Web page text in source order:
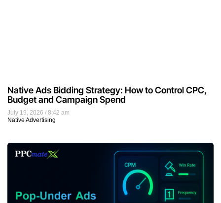
July 19, 2026
8:42 am
Native Advertising
Native Ads Bidding Strategy: How to Control CPC,
Budget and Campaign Spend